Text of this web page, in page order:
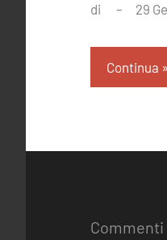
di 29
Continua